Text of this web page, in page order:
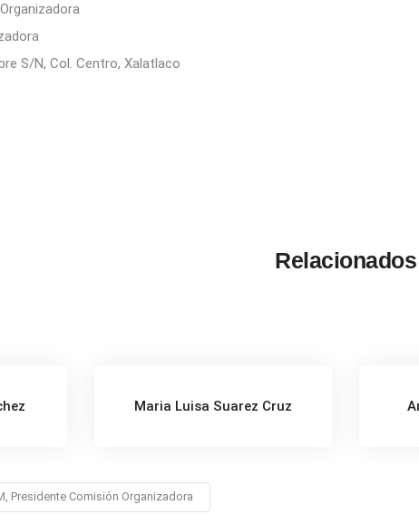
S/N, Col. Centro, Xalatlaco
Relacionados
Maria Luisa Suarez Cruz
Presidente Comisión Organizadora